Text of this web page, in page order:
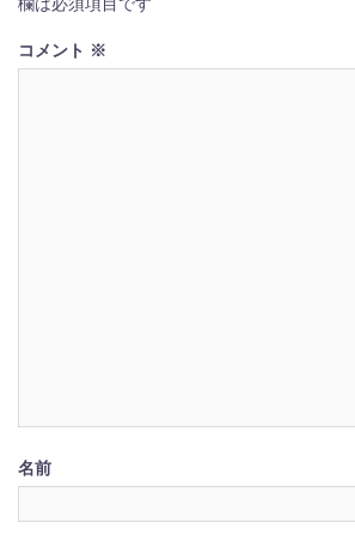
シ
ョ
欄は必須項目です
コメント ※
名前